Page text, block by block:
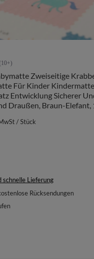
Zweiseitige
Für Kinder
Entwicklung Sicherer
Draußen, Braun-Elefant,
/Stück
schnelle Lieferung
Rücksendungen